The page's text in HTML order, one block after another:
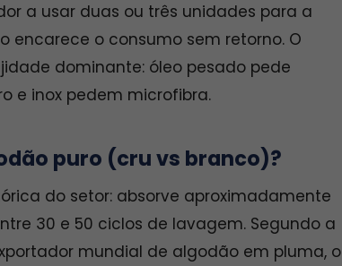
a usar duas ou três unidades para a
encarece o consumo sem retorno. O
dominante: óleo pesado pede
e inox pedem microfibra.
puro (cru vs branco)?
do setor: absorve aproximadamente
30 e 50 ciclos de lavagem. Segundo a
mundial de algodão em pluma, o